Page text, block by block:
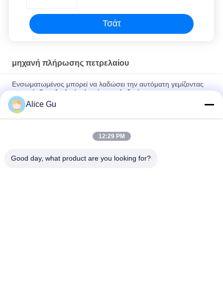
ηλεκτρικός πλάτος μεταφορέων
Τσάτ
μηχανή πλήρωσης πετρελαίου
Ενσωματωμένος μπορεί να λαδώσει την αυτόματη γεμίζοντας
γραμμή, 2 σε 1 υλικό πληρώσεως λαδιού
Πλαστικό 5L ανοξείδωτο 304 τύπων εμβόλων μηχανών υλικών
πληρώσεως μπουκαλιών πετρελαίου μηχανών
Αυτόματες γραμμικές πλαστικές λιπαντικό/μηχανή βάζων
Alice Gu
12:29 PM
Good day, what product are you looking for?